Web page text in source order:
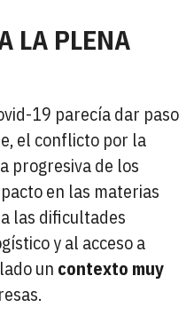
LA PLENA
19 parecía dar paso
el conflicto por la
progresiva de los
en las materias
las dificultades
y al acceso a
un contexto muy